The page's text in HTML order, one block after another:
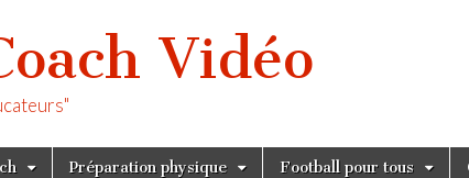
Vidéo
Préparation physique Football pour tous